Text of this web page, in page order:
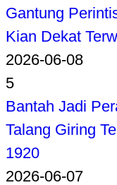
Gantung
Kian Dekat
2026-06-08
5
Bantah Jadi
Talang Giring
1920
2026-06-07